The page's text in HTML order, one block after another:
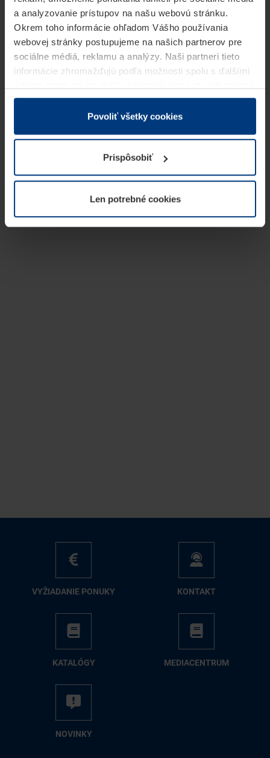
a analyzovanie prístupov na našu webovú stránku.
Okrem toho informácie ohľadom Vášho používania
webovej stránky postupujeme na našich partnerov pre
sociálne médiá, reklamu a analýzy. Naši partneri tieto
informácie zhromažďujú podľa možnosti spolu s ďalšími
v rámci Vášho využívania služieb.
Z právneho hľadiska môžeme cookies ukladať na Vašom
prevádzku tejto stránky. Pre všetky ostatné typy cookie
potrebujeme Vaše povolenie. Vaše povolenie môžete
kedykoľvek zmeniť alebo odvolať vo vysvetlení cookie
našej webovej stránky.
Povoliť všetky cookies
Prispôsobiť
Len potrebné cookies
VY­ŽIA­DA­NIE PO­NU­KY KON­TAKT
KA­TA­LÓ­GY ME­DIA­CEN­TRUM
NO­VIN­KY